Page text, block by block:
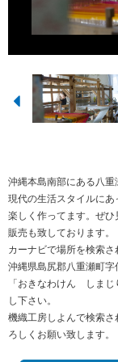
沖縄本島南部にある八
現代の生活スタイルにあ
楽しく作ってます。ぜひ
販売も致しております。
カーナビで場所を検索さ
沖縄県島尻郡八重瀬町字
「おきなわけん しま
し下さい。
機織工房しよんで検索
ろしくお願い致します。